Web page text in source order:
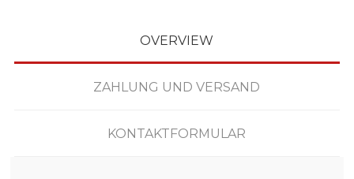
OVERVIEW
ZAHLUNG UND VERSAND
KONTAKTFORMULAR